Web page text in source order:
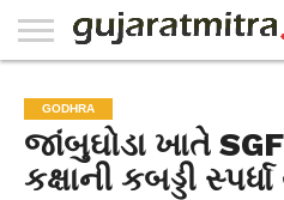
PAPER
NATIONAL
WORLD
BUSINESS
SPORTS
GUJARAT
OPINION
MORE
GODHRA
જાંબુઘોડા ખાતે
કક્ષાની કબડ્ડી